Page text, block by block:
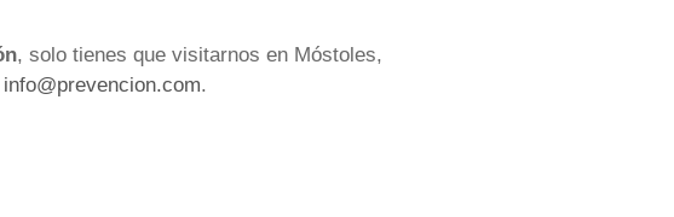
, solo tienes que visitarnos en Móstoles,
info@prevencion.com.